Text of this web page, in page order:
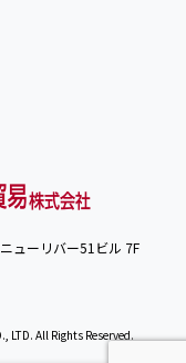
ューリバー51ビル 7F
LTD. All Rights Reserved.